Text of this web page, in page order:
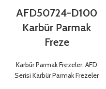
AFD50724-D100
Karbür Parmak
Freze
Karbür Parmak Frezeler, AFD
Serisi Karbür Parmak Frezeler